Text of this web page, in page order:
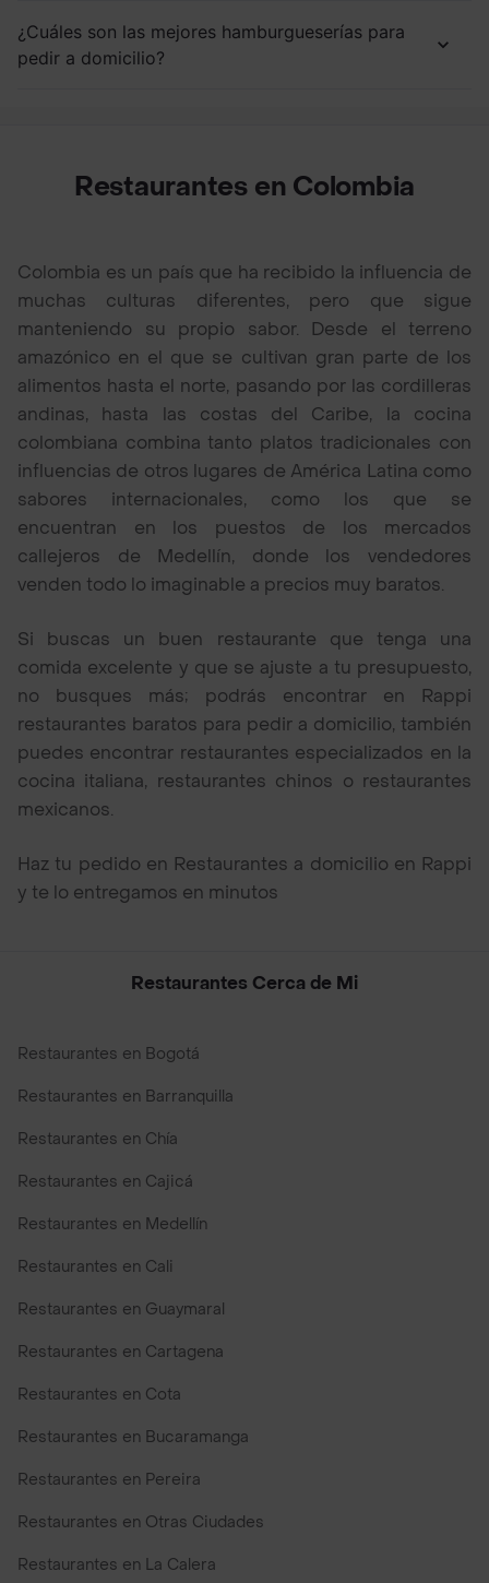
¿Cuáles son las mejores hamburgueserías para
pedir a domicilio?
Restaurantes en Colombia
Colombia es un país que ha recibido la influencia de
muchas culturas diferentes, pero que sigue
manteniendo su propio sabor. Desde el terreno
amazónico en el que se cultivan gran parte de los
alimentos hasta el norte, pasando por las cordilleras
andinas, hasta las costas del Caribe, la cocina
colombiana combina tanto platos tradicionales con
influencias de otros lugares de América Latina como
sabores internacionales, como los que se
encuentran en los puestos de los mercados
callejeros de Medellín, donde los vendedores
venden todo lo imaginable a precios muy baratos.
Si buscas un buen restaurante que tenga una
comida excelente y que se ajuste a tu presupuesto,
no busques más; podrás encontrar en Rappi
restaurantes baratos para pedir a domicilio, también
puedes encontrar restaurantes especializados en la
cocina italiana, restaurantes chinos o restaurantes
mexicanos.
Haz tu pedido en Restaurantes a domicilio en Rappi
y te lo entregamos en minutos
Restaurantes Cerca de Mi
Restaurantes en Bogotá
Restaurantes en Barranquilla
Restaurantes en Chía
Restaurantes en Cajicá
Restaurantes en Medellín
Restaurantes en Cali
Restaurantes en Guaymaral
Restaurantes en Cartagena
Restaurantes en Cota
Restaurantes en Bucaramanga
Restaurantes en Pereira
Restaurantes en Otras Ciudades
Restaurantes en La Calera